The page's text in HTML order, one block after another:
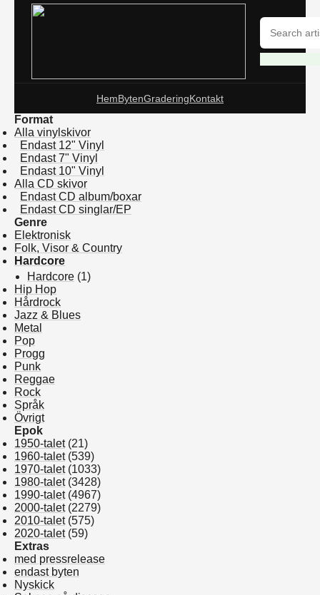
HemBytenGraderingKontakt
Format
Alla vinylskivor
Endast 12" Vinyl
Endast 7" Vinyl
Endast 10" Vinyl
Alla CD skivor
Endast CD album/boxar
Endast CD singlar/EP
Genre
Elektronisk
Folk, Visor & Country
Hardcore
Hardcore (1)
Hip Hop
Hårdrock
Jazz & Blues
Metal
Pop
Progg
Punk
Reggae
Rock
Språk
Övrigt
Epok
1950-talet(21)
1960-talet(539)
1970-talet(1033)
1980-talet(3428)
1990-talet(4967)
2000-talet(2279)
2010-talet(575)
2020-talet(59)
Extras
med pressrelease
endast byten
Nyskick